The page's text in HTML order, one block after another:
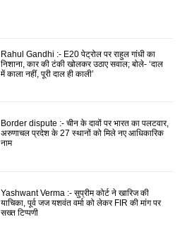
Rahul Gandhi :- E20 पेट्रोल पर राहुल गांधी का
निशाना, कार की टंकी खोलकर उठाए सवाल; बोले- ‘दाल
में काला नहीं, पूरी दाल ही काली’
Border dispute :- चीन के दावों पर भारत का पलटवार,
अरुणाचल प्रदेश के 27 स्थानों को मिले नए आधिकारिक
नाम
Yashwant Verma :- सुप्रीम कोर्ट ने खारिज की
याचिका, पूर्व जज यशवंत वर्मा को लेकर FIR की मांग पर
सख्त टिप्पणी